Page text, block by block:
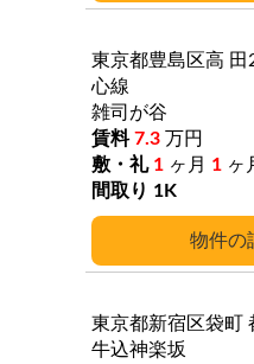
東京都豊島区高 田
心線
雑司が谷
7.3 万円
1 ヶ月 1 ヶ
1K
東京都新宿区袋町
牛込神楽坂